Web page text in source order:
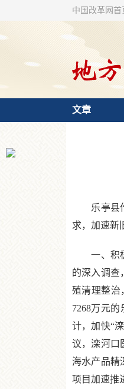
中国改革网首
文章
乐亭县作
求，加速新
一、积极
的深入调查
殖清理整治
7268万元
计，加快“
议，滦河口
海水产品精
项目加速推